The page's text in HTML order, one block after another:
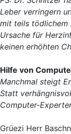
Leber verringern
mit teils tödlichem
Ursache für
keinen erhöhten
Hilfe von
Manchmal steigt
Statt
Computer-
Grüezi Herr